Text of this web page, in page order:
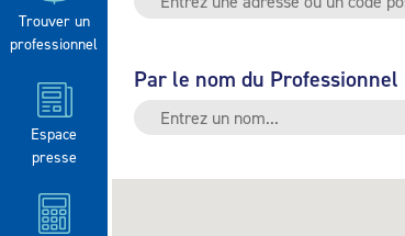
Trouver un
professionnel
Espace
presse
Par le nom du Professionnel